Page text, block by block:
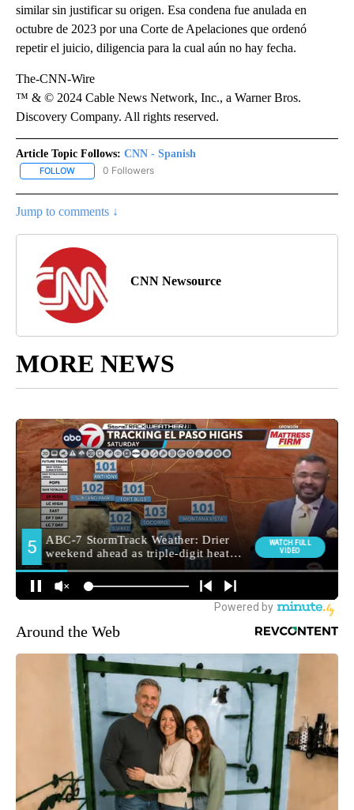
similar sin justificar su origen. Esa condena fue anulada en
octubre de 2023 por una Corte de Apelaciones que ordenó
repetir el juicio, diligencia para la cual aún no hay fecha.
The-CNN-Wire
™ & © 2024 Cable News Network, Inc., a Warner Bros.
Discovery Company. All rights reserved.
Article Topic Follows: CNN - Spanish
FOLLOW FOLLOW "CNN - SPANISH" TO RECEIVE NOTIFICATIONS ABOUT
0 Followers
Jump to comments ↓
CNN Newsource
MORE NEWS
Around the Web